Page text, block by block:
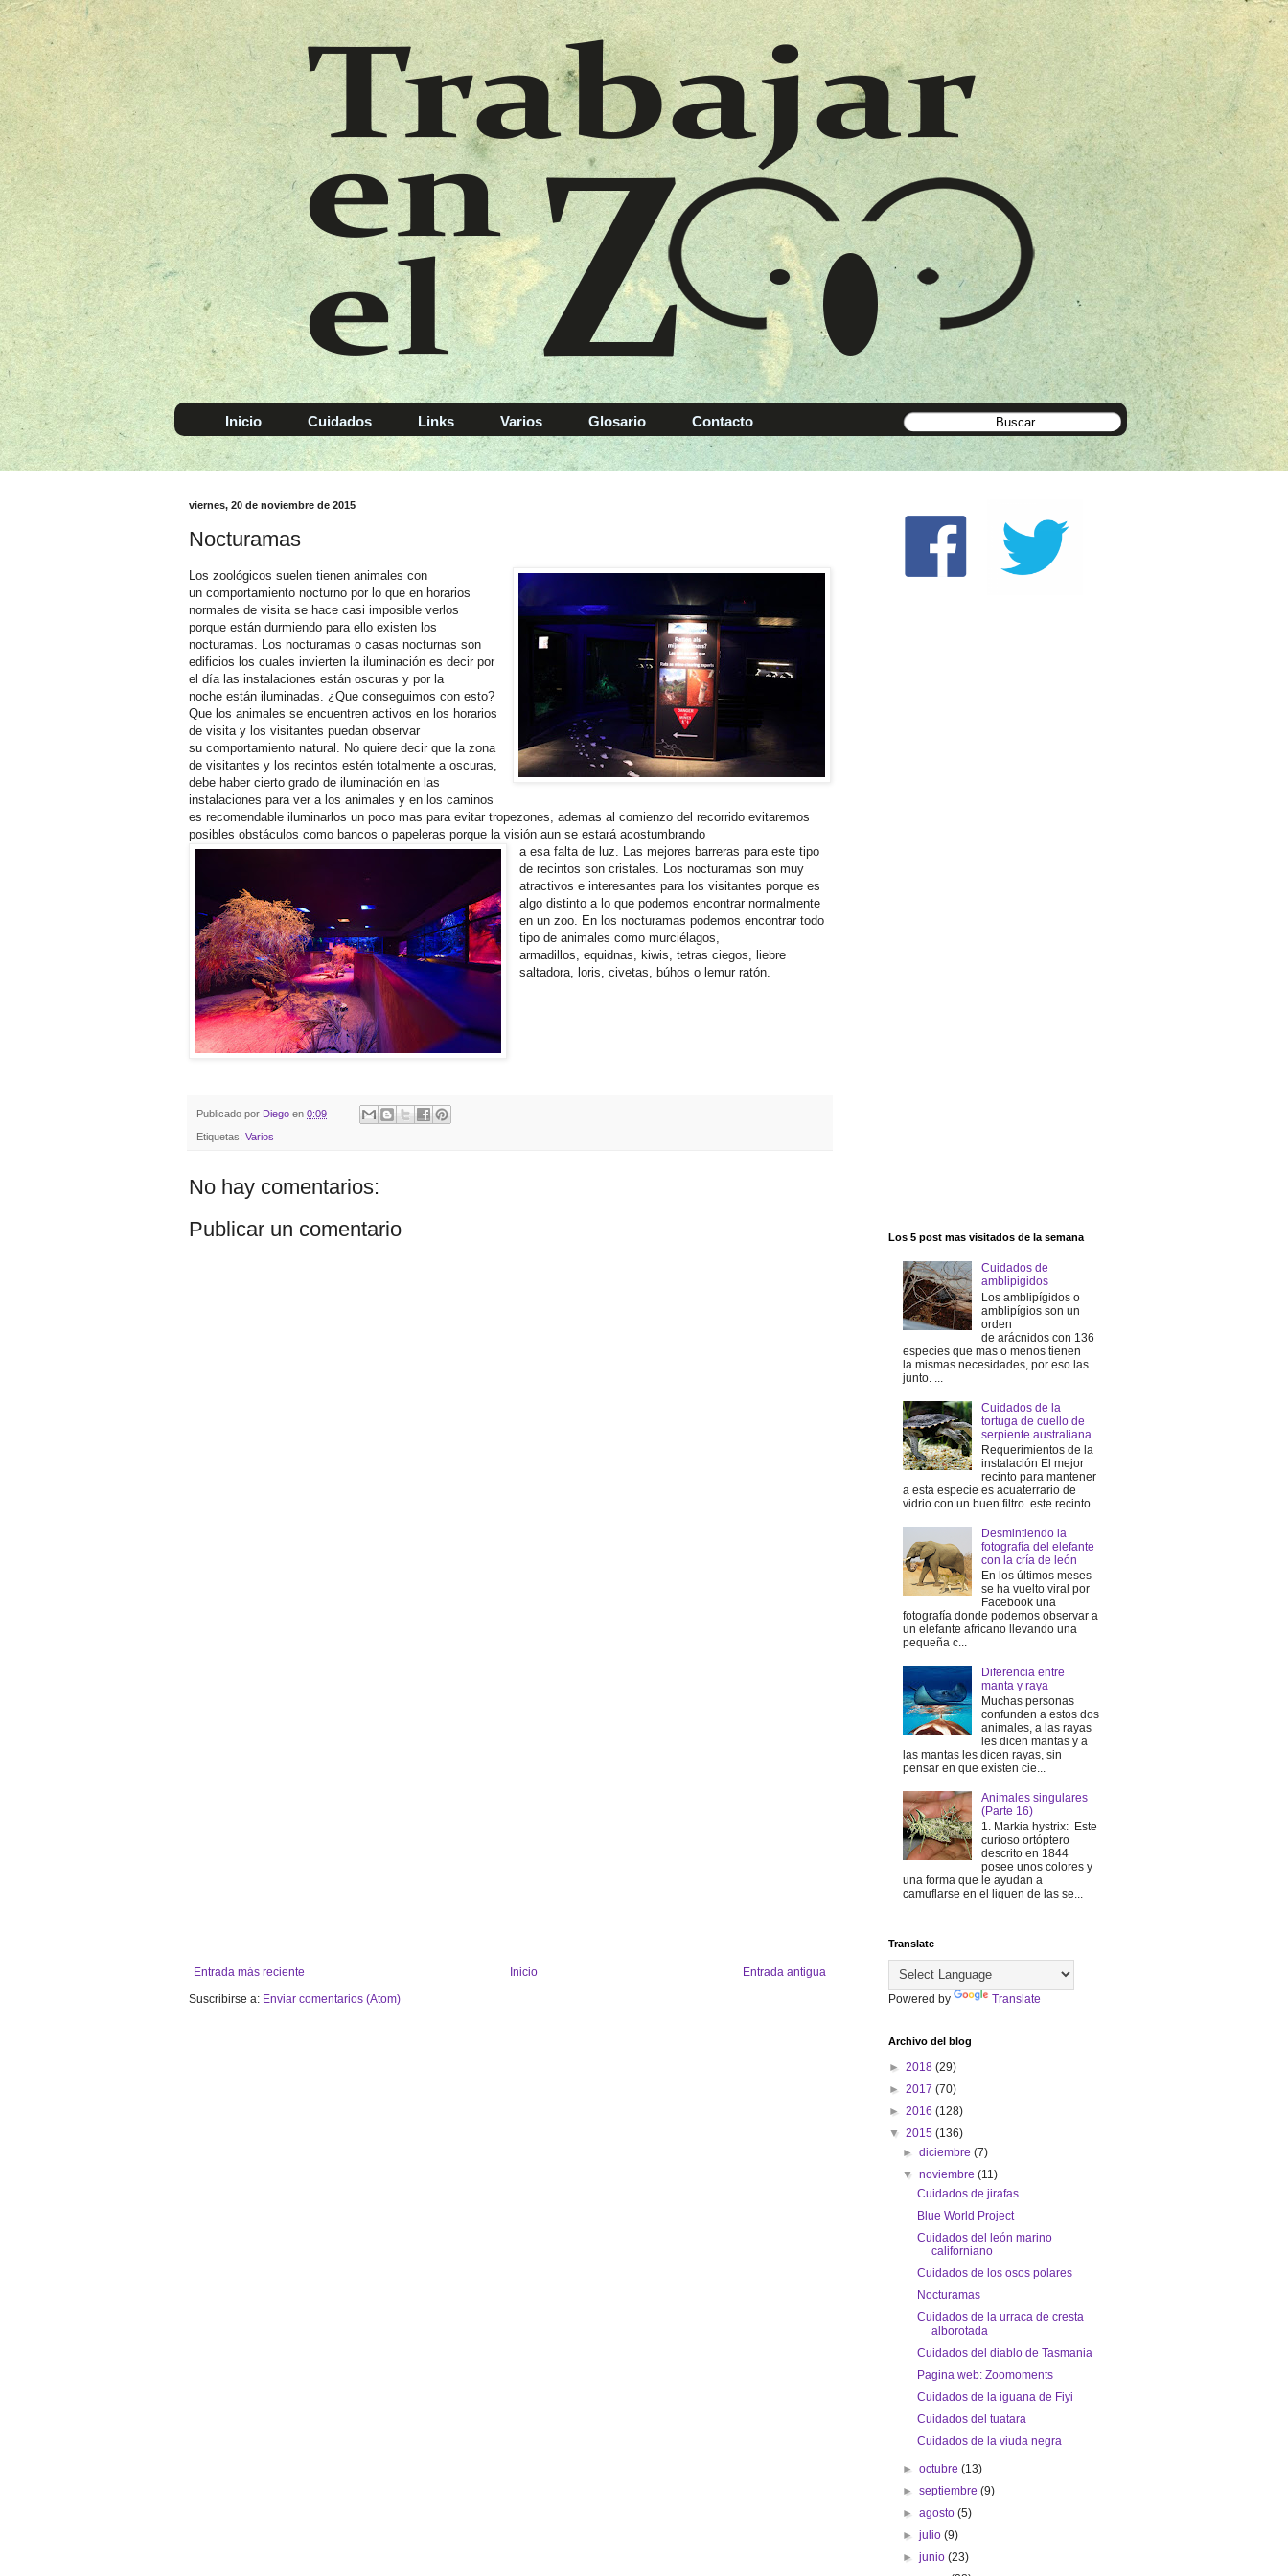
Inicio Cuidados Links Varios Glosario Contacto
viernes, 20 de noviembre de 2015
Nocturamas
Los zoológicos suelen tienen animales con
un comportamiento nocturno por lo que en horarios
normales de visita se hace casi imposible verlos
porque están durmiendo para ello existen los
nocturamas. Los nocturamas o casas nocturnas son
edificios los cuales invierten la iluminación es decir por
el día las instalaciones están oscuras y por la
noche están iluminadas. ¿Que conseguimos con esto?
Que los animales se encuentren activos en los horarios
de visita y los visitantes puedan observar
su comportamiento natural. No quiere decir que la zona
de visitantes y los recintos estén totalmente a oscuras,
debe haber cierto grado de iluminación en las
instalaciones para ver a los animales y en los caminos
es recomendable iluminarlos un poco mas para evitar tropezones, ademas al comienzo del recorrido evitaremos
posibles obstáculos como bancos o papeleras porque la visión aun se estará acostumbrando
a esa falta de luz. Las mejores barreras para este tipo
de recintos son cristales. Los nocturamas son muy
atractivos e interesantes para los visitantes porque es
algo distinto a lo que podemos encontrar normalmente
en un zoo. En los nocturamas podemos encontrar todo
tipo de animales como murciélagos,
armadillos, equidnas, kiwis, tetras ciegos, liebre
saltadora, loris, civetas, búhos o lemur ratón.
Publicado por Diego en 0:09
Etiquetas: Varios
No hay comentarios:
Publicar un comentario
Entrada más reciente Entrada antigua
Inicio
Suscribirse a: Enviar comentarios (Atom)
Los 5 post mas visitados de la semana
Cuidados de
amblipigidos
Los amblipígidos o
amblipígios son un
orden
de arácnidos con 136
especies que mas o menos tienen
la mismas necesidades, por eso las
junto. ...
Cuidados de la
tortuga de cuello de
serpiente australiana
Requerimientos de la
instalación El mejor
recinto para mantener
a esta especie es acuaterrario de
vidrio con un buen filtro. este recinto...
Desmintiendo la
fotografía del elefante
con la cría de león
En los últimos meses
se ha vuelto viral por
Facebook una
fotografía donde podemos observar a
un elefante africano llevando una
pequeña c...
Diferencia entre
manta y raya
Muchas personas
confunden a estos dos
animales, a las rayas
les dicen mantas y a
las mantas les dicen rayas, sin
pensar en que existen cie...
Animales singulares
(Parte 16)
1. Markia hystrix: Este
curioso ortóptero
descrito en 1844
posee unos colores y
una forma que le ayudan a
camuflarse en el liquen de las se...
Translate
Powered by Translate
Archivo del blog
► 2018 (29)
► 2017 (70)
► 2016 (128)
▼ 2015 (136)
►diciembre(7)
▼noviembre(11)
Cuidados de jirafas
Blue World Project
Cuidados del león marino
californiano
Cuidados de los osos polares
Nocturamas
Cuidados de la urraca de cresta
alborotada
Cuidados del diablo de Tasmania
Pagina web: Zoomoments
Cuidados de la iguana de Fiyi
Cuidados del tuatara
Cuidados de la viuda negra
►octubre(13)
►septiembre(9)
►agosto(5)
►julio(9)
►junio(23)